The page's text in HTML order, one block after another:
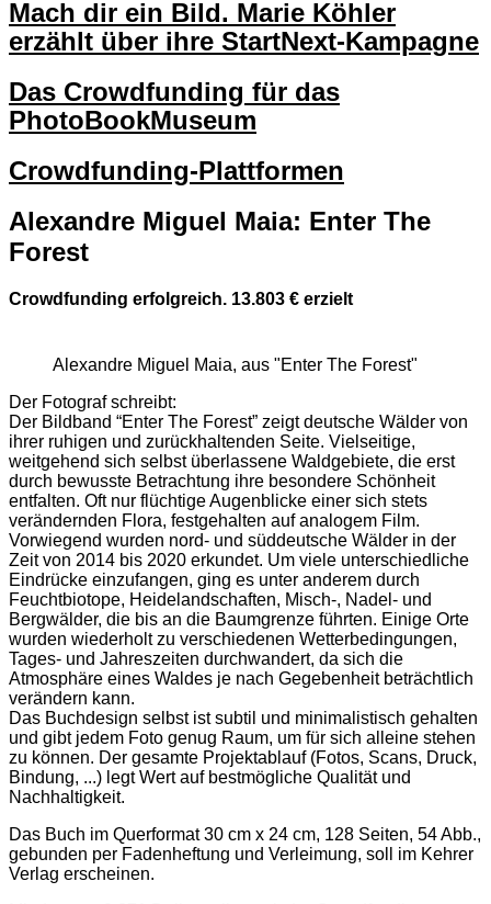
Mach dir ein Bild. Marie Köhler
erzählt über ihre StartNext-Kampagne
Das Crowdfunding für das
PhotoBookMuseum
Crowdfunding-Plattformen
Alexandre Miguel Maia: Enter The
Forest
Crowdfunding erfolgreich. 13.803 € erzielt
Alexandre Miguel Maia, aus "Enter The Forest"
Der Fotograf schreibt:
Der Bildband “Enter The Forest” zeigt deutsche Wälder von
ihrer ruhigen und zurückhaltenden Seite. Vielseitige,
weitgehend sich selbst überlassene Waldgebiete, die erst
durch bewusste Betrachtung ihre besondere Schönheit
entfalten. Oft nur flüchtige Augenblicke einer sich stets
verändernden Flora, festgehalten auf analogem Film.
Vorwiegend wurden nord- und süddeutsche Wälder in der
Zeit von 2014 bis 2020 erkundet. Um viele unterschiedliche
Eindrücke einzufangen, ging es unter anderem durch
Feuchtbiotope, Heidelandschaften, Misch-, Nadel- und
Bergwälder, die bis an die Baumgrenze führten. Einige Orte
wurden wiederholt zu verschiedenen Wetterbedingungen,
Tages- und Jahreszeiten durchwandert, da sich die
Atmosphäre eines Waldes je nach Gegebenheit beträchtlich
verändern kann.
Das Buchdesign selbst ist subtil und minimalistisch gehalten
und gibt jedem Foto genug Raum, um für sich alleine stehen
zu können. Der gesamte Projektablauf (Fotos, Scans, Druck,
Bindung, ...) legt Wert auf bestmögliche Qualität und
Nachhaltigkeit.
Das Buch im Querformat 30 cm x 24 cm, 128 Seiten, 54 Abb.,
gebunden per Fadenheftung und Verleimung, soll im Kehrer
Verlag erscheinen.